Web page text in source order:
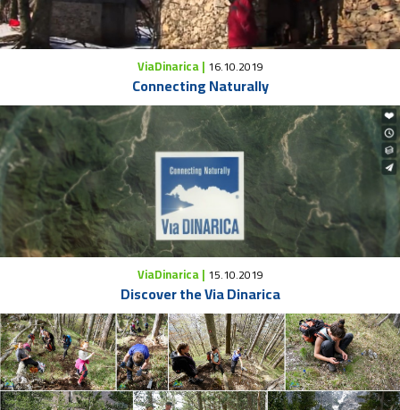
ViaDinarica | 16.10.2019
Connecting Naturally
ViaDinarica | 15.10.2019
Discover the Via Dinarica